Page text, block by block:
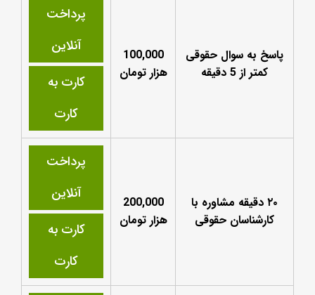
پاسخ به سوال حقوقی
کمتر از 5 دقیقه
100,000
هزار تومان
پرداخت
آنلاین
کارت به
کارت
۲۰ دقیقه مشاوره با
کارشناسان حقوقی
200,000
هزار تومان
پرداخت
آنلاین
کارت به
کارت